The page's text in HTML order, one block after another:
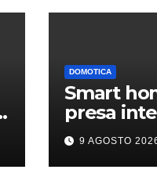
DOMOTICA
Smart
presa
da pochi
fare la
9 AGOSTO